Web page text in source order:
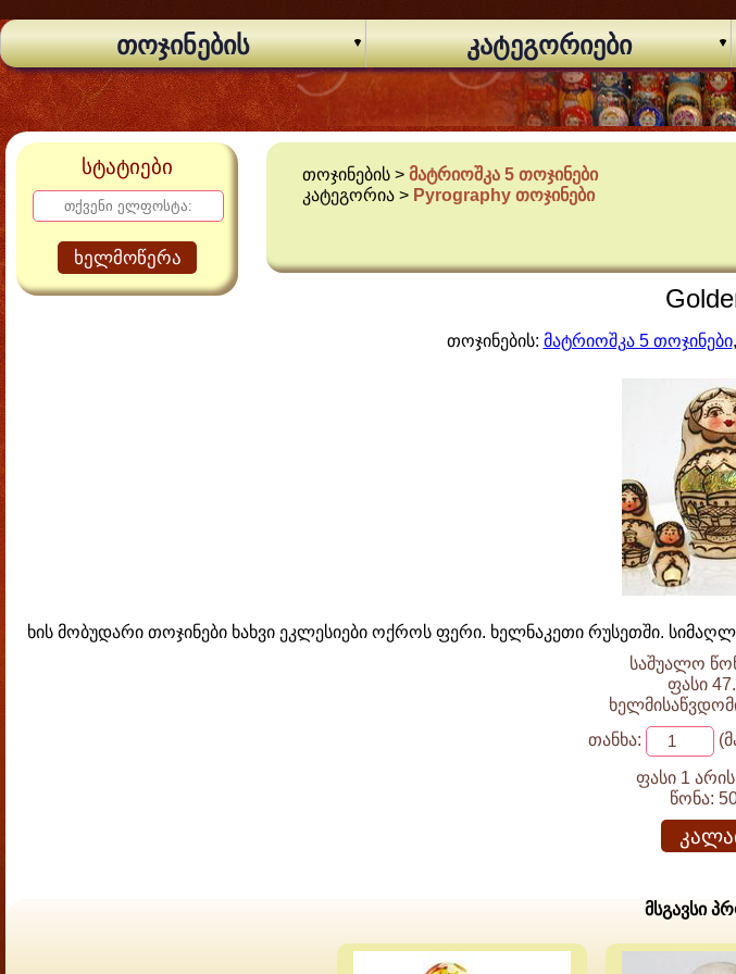
თოჯინების კატეგორიები
სტატიები
ხელმოწერა
თოჯინების >მატრიოშკა 5 თოჯინები
კატეგორია > Pyrography თოჯინები
თოჯინების: მატრიოშკა 5 თოჯინები
ხის მობუდარი თოჯინები ხახვი ეკლესიები ოქროს ფერი. ხელნაკეთი რუსეთში.
საშუალო
ფასი
თანხა:
ფასი 1
წონა:
მსგავსი